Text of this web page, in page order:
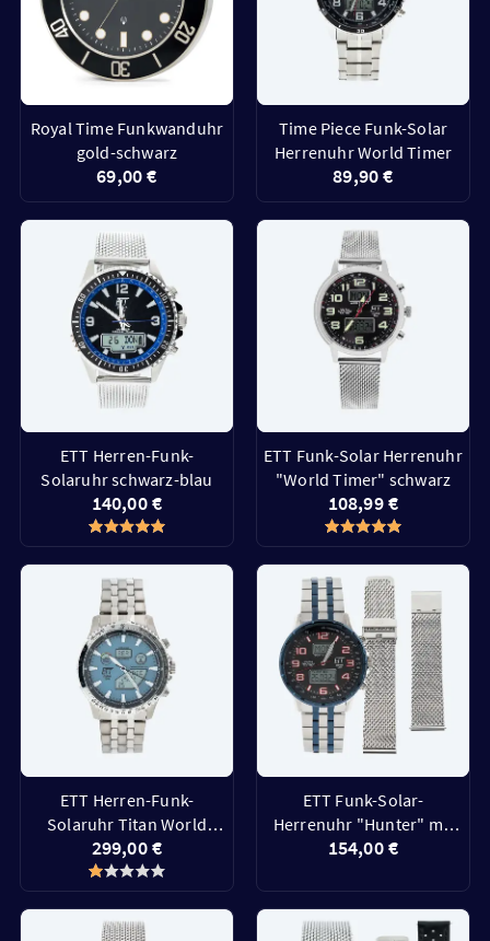
Royal Time Funkwanduhr
gold-schwarz
69,00 €
Time Piece Funk-Solar
Herrenuhr World Timer
89,90 €
ETT Herren-Funk-
Solaruhr schwarz-blau
140,00 €
ETT Funk-Solar Herrenuhr
"World Timer" schwarz
108,99 €
ETT Herren-Funk-
Solaruhr Titan World
Timer iceblau
299,00 €
ETT Funk-Solar-
Herrenuhr "Hunter" mit
Ersatzband
154,00 €